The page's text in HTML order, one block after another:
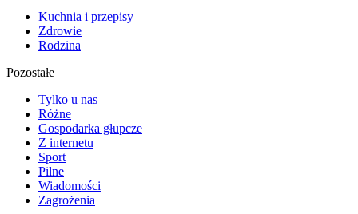
Kuchnia i przepisy
Zdrowie
Rodzina
Pozostałe
Tylko u nas
Różne
Gospodarka głupcze
Z internetu
Sport
Pilne
Wiadomości
Zagrożenia